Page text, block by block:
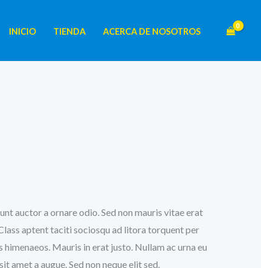
INICIO TIENDA ACERCA DE NOSOTROS
auctor a ornare odio. Sed non mauris vitae erat
aptent taciti sociosqu ad litora torquent per
Mauris in erat justo. Nullam ac urna eu
amet a augue. Sed non neque elit sed.